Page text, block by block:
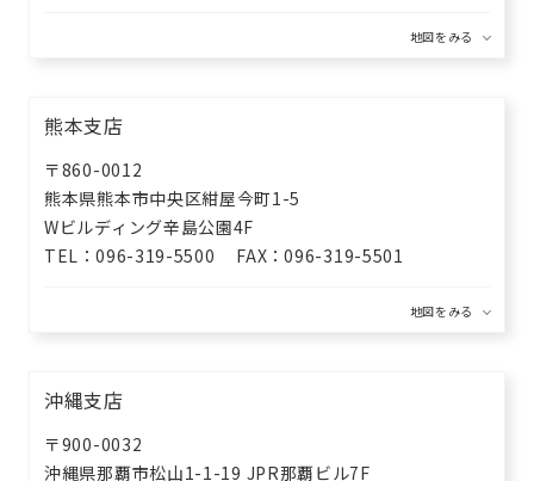
熊本支店
〒860-0012
熊本県熊本市中央区紺屋今町1-5
Wビルディング辛島公園4F
TEL
096-319-5500 FAX 096-319-5501
沖縄支店
〒900-0032
沖縄県那覇市松山1-1-19 JPR那覇ビル7F